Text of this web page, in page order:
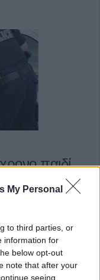
My Personal
to third parties, or
information for
below opt-out
note that after your
seeing
παιδί
(1/11) έξω από